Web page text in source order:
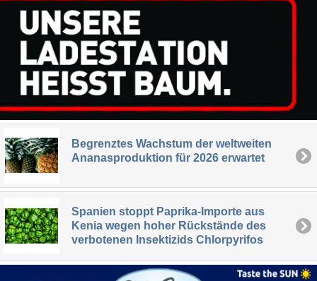
Begrenztes Wachstum der weltweiten
Ananasproduktion für 2026 erwartet
Spanien stoppt Paprika-Importe aus
Kenia wegen hoher Rückstände des
verbotenen Insektizids Chlorpyrifos